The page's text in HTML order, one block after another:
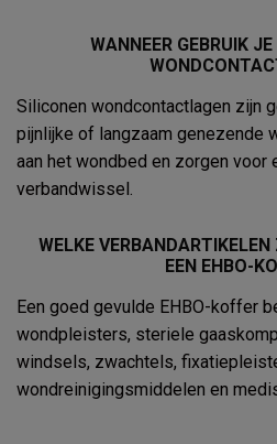
WANNEER GEBRUIK
Siliconen wondcontactlagen zijn
pijnlijke of langzaam genezende
aan het wondbed en zorgen voor
verbandwissel.
WELKE
EEN EHBO-
Een goed gevulde EHBO-koffer
wondpleisters, steriele
windsels, zwachtels,
wondreinigingsmiddelen en